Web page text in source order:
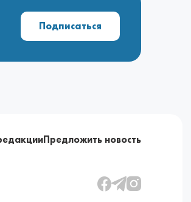
Подписаться
Предложить новость